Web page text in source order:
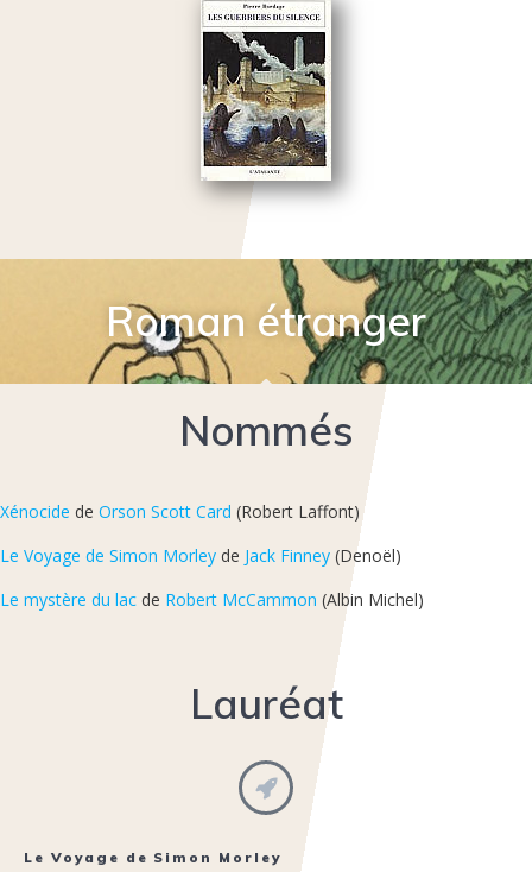
Roman étranger
Nommés
Xénocide de Orson Scott Card (Robert Laffont)
Le Voyage de Simon Morley de Jack Finney (Denoël)
Le mystère du lac de Robert McCammon (Albin Michel)
Lauréat
Le Voyage de Simon Morley